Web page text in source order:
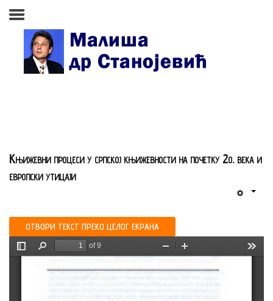
Почетна страна
Изабране студије, чланци,
записи
Сећања, људи, догађаји
Контакт
Књижевни процеси у српској књижевности на почетку 2о. века и
европски утицаји
ОТВОРИ ТЕКСТ ПРЕКО ЦЕЛОГ ЕКРАНА